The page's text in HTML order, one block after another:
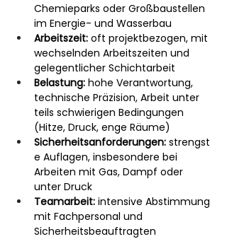
Chemieparks oder Großbaustellen
im Energie- und Wasserbau
Arbeitszeit: oft projektbezogen, mit
wechselnden Arbeitszeiten und
gelegentlicher Schichtarbeit
Belastung: hohe Verantwortung,
technische Präzision, Arbeit unter
teils schwierigen Bedingungen
(Hitze, Druck, enge Räume)
Sicherheitsanforderungen: strengst
e Auflagen, insbesondere bei
Arbeiten mit Gas, Dampf oder
unter Druck
Teamarbeit: intensive Abstimmung
mit Fachpersonal und
Sicherheitsbeauftragten